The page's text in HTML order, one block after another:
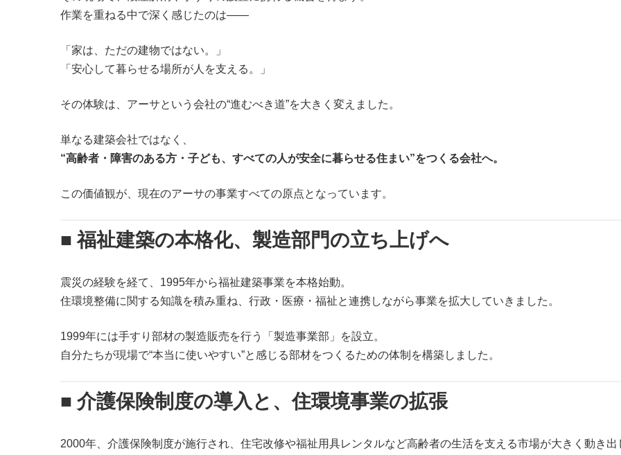
作業を重ねる中で深く感じたのは——
「家は、ただの建物ではない。」
「安心して暮らせる場所が人を支える。」
その体験は、アーサという会社の“進むべき道”を大きく変えました。
単なる建築会社ではなく、
“高齢者・障害のある方・子ども、すべての人が安全に暮らせる住まい”をつくる会社へ。
この価値観が、現在のアーサの事業すべての原点となっています。
■ 福祉建築の本格化、製造部門の立ち上げへ
震災の経験を経て、1995年から福祉建築事業を本格始動。
住環境整備に関する知識を積み重ね、行政・医療・福祉と連携しながら事業を拡大していきました。
1999年には手すり部材の製造販売を行う「製造事業部」を設立。
自分たちが現場で“本当に使いやすい”と感じる部材をつくるための体制を構築しました。
■ 介護保険制度の導入と、住環境事業の拡張
2000年、介護保険制度が施行され、住宅改修や福祉用具レンタルなど高齢者の生活を支える市場が大きく動き出